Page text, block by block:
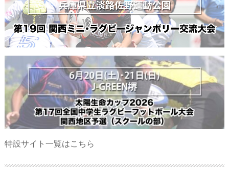
特設サイト一覧はこちら